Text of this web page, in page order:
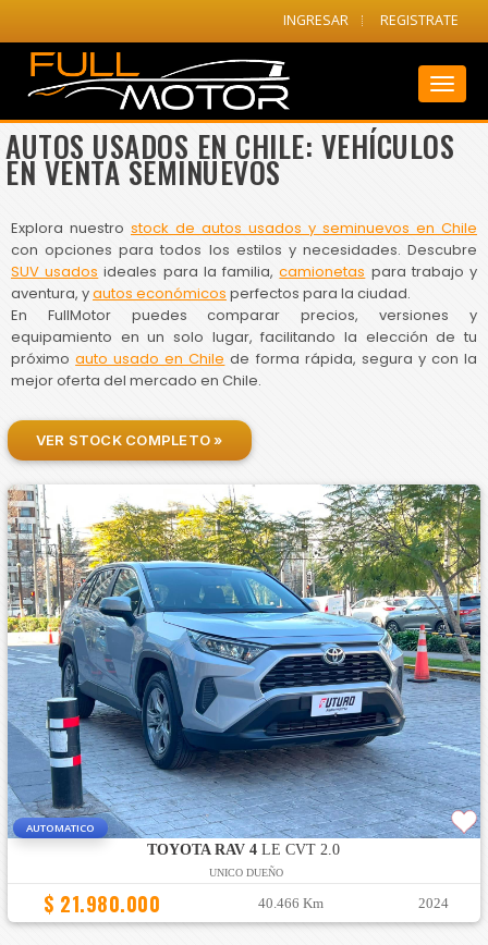
INGRESAR REGISTRATE
AUTOS USADOS EN CHILE: VEHÍCULOS
EN VENTA SEMINUEVOS
Explora nuestro stock de autos usados y seminuevos en Chile
con opciones para todos los estilos y necesidades. Descubre
SUV usados ideales para la familia,camionetas para trabajo y
aventura, yautos económicos perfectos para la ciudad.
En FullMotor puedes comparar precios, versiones y
equipamiento en un solo lugar, facilitando la elección de tu
próximoauto usado en Chile de forma rápida, segura y con la
mejor oferta del mercado en Chile.
VER STOCK COMPLETO »
AUTOMATICO
TOYOTA RAV 4 LE CVT 2.0
UNICO DUEÑO
$ 21.980.000 40.466 Km 2024